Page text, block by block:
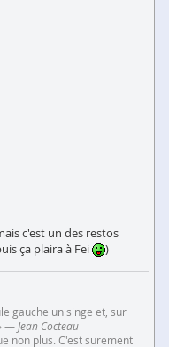
c'est un des restos
ça plaira à Fei
)
gauche un singe et, sur
— Jean Cocteau
non plus. C'est surement